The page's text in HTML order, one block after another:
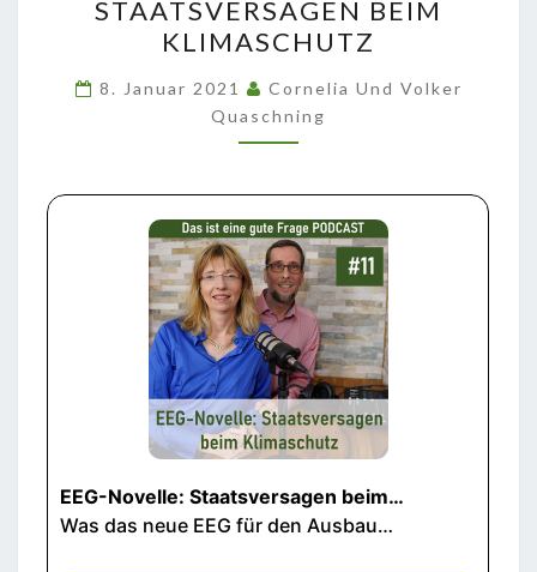
STAATSVERSAGEN
BEIM
KLIMASCHUTZ
STAATSVERSAGEN BEIM
KLIMASCHUTZ
8. Januar 2021
Cornelia Und Volker
Quaschning